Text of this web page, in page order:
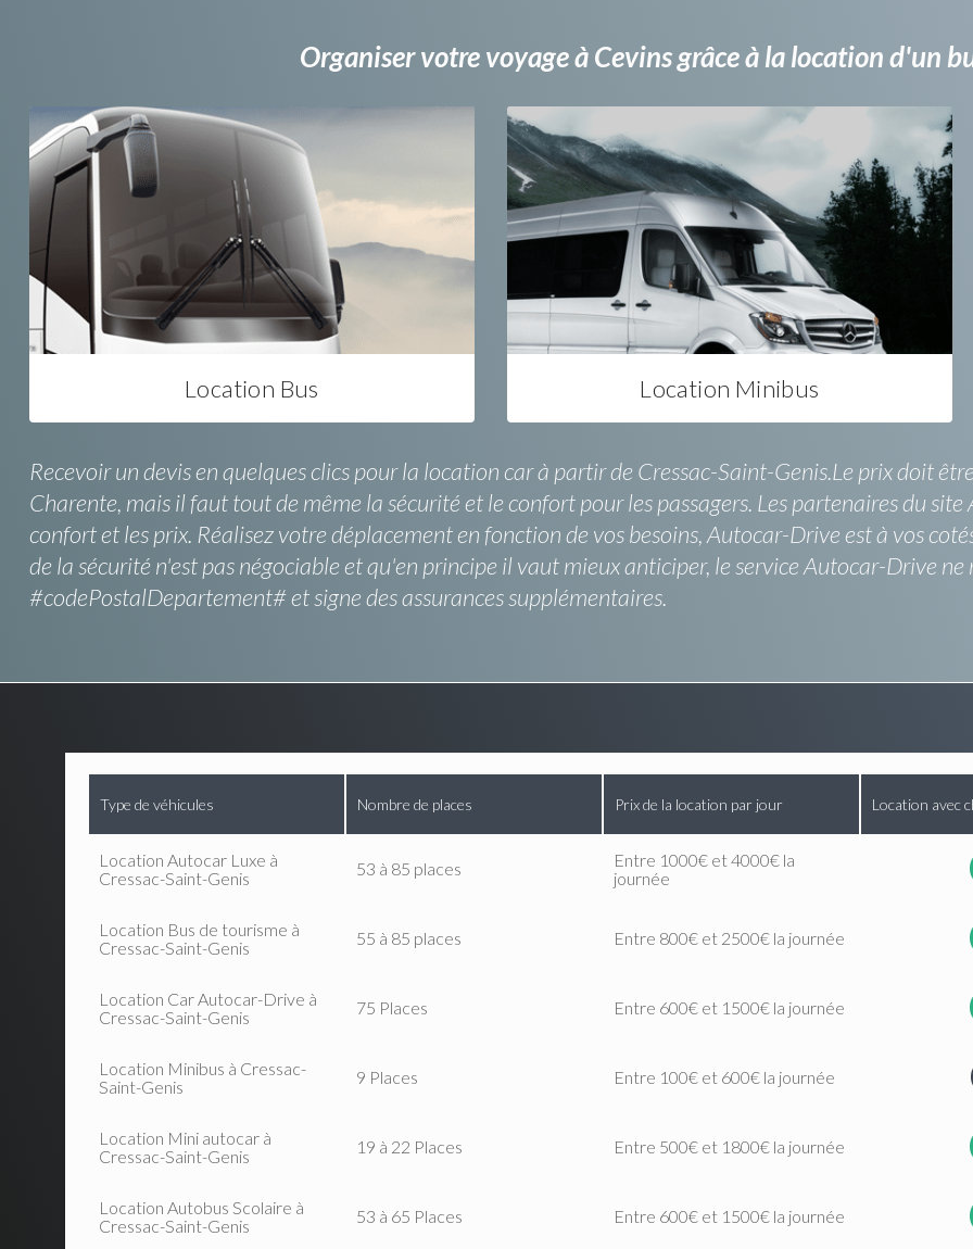
Organiser votre voyage à Cevins grâce à la location d'un
Location Bus Location Minibus
Recevoir un devis en quelques clics pour la location car à partir de Cressac-Saint-Genis.Le prix doit
Charente, mais il faut tout de même la sécurité et le confort pour les passagers. Les partenaires du
confort et les prix. Réalisez votre déplacement en fonction de vos besoins, Autocar-Drive est à vos
de la sécurité n'est pas négociable et qu'en principe il vaut mieux anticiper, le service Autocar-Drive
#codePostalDepartement# et signe des assurances supplémentaires.
Type de véhicules Nombre de places Prix de la location par jour Location avec
Location Autocar Luxe à
Cressac-Saint-Genis
53 à 85 places
Entre 1000€ et 4000€ la
journée
Location Bus de tourisme à
Cressac-Saint-Genis
55 à 85 places Entre 800€ et 2500€ la journée
Location Car Autocar-Drive à
Cressac-Saint-Genis
75 Places Entre 600€ et 1500€ la journée
Location Minibus à Cressac-
Saint-Genis
9 Places Entre 100€ et 600€ la journée
Location Mini autocar à
Cressac-Saint-Genis
19 à 22 Places Entre 500€ et 1800€ la journée
Location Autobus Scolaire à
Cressac-Saint-Genis
53 à 65 Places Entre 600€ et 1500€ la journée